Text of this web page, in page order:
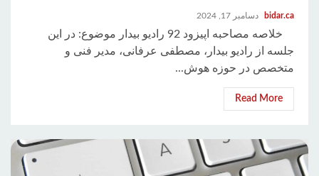
bidar.ca دسامبر 17, 2024
خلاصه مصاحبه اپیزود 92 رادیو بیدار موضوع: در این
جلسه از رادیو بیدار، مصطفی عرفانی، مدیر فنی و
متخصص در حوزه هوش...
Read More
953
315
1.28k